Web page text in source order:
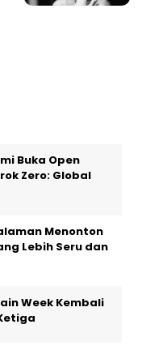
Buka Open
Zero: Global
Menonton
Lebih Seru dan
Week Kembali